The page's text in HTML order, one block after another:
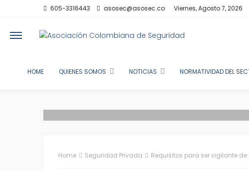
605-3316443 asosec@asosec.co Viernes, Agosto 7, 2026
HOME QUIENES SOMOS NOTICIAS NORMATIVIDAD DEL
Home Seguridad Privada Requisitos para ser vigilante